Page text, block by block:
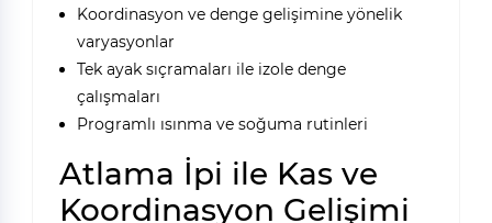
Koordinasyon ve denge gelişimine yönelik
varyasyonlar
Tek ayak sıçramaları ile izole denge
çalışmaları
Programlı ısınma ve soğuma rutinleri
Atlama İpi ile Kas ve
Koordinasyon Gelişimi